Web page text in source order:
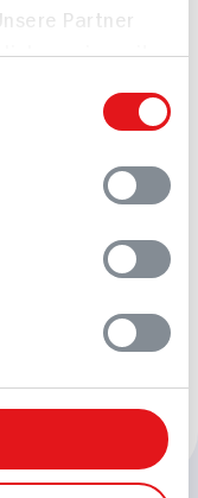
Partner
mit
Rahmen
Gulaschsuppe
kcal p. Portion